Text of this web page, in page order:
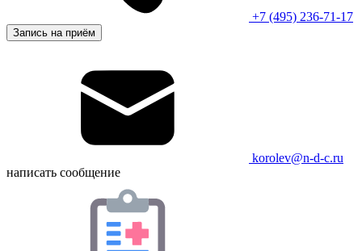
+7 (495) 236-71-17
Запись на приём
korolev@n-d-c.ru
написать сообщение